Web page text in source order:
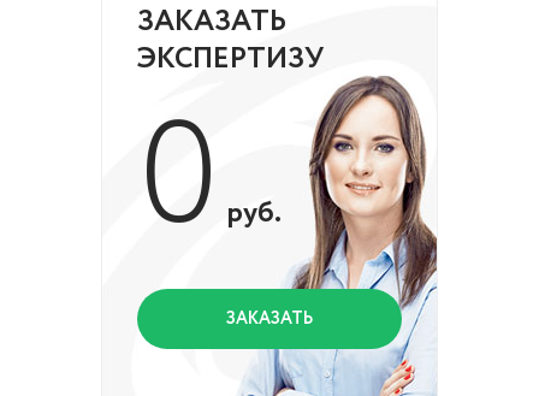
ЗАКАЗАТЬ
ЭКСПЕРТИЗУ
0 руб.
ЗАКАЗАТЬ